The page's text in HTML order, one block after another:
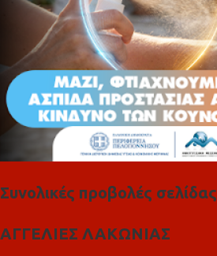
Συνολικές προβολές σελίδας
ΑΓΓΕΛΙΕΣ ΛΑΚΩΝΙΑΣ